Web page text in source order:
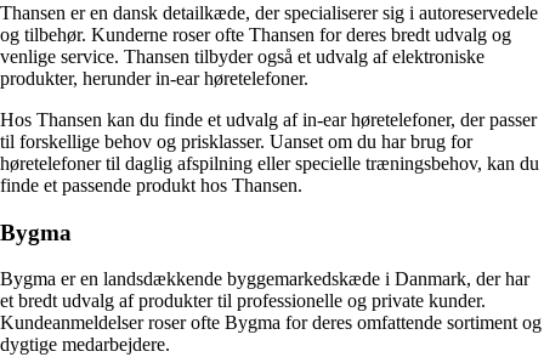
Thansen er en dansk detailkæde, der specialiserer sig i autoreservedele
og tilbehør. Kunderne roser ofte Thansen for deres bredt udvalg og
venlige service. Thansen tilbyder også et udvalg af elektroniske
produkter, herunder in-ear høretelefoner.
Hos Thansen kan du finde et udvalg af in-ear høretelefoner, der passer
til forskellige behov og prisklasser. Uanset om du har brug for
høretelefoner til daglig afspilning eller specielle træningsbehov, kan du
finde et passende produkt hos Thansen.
Bygma
Bygma er en landsdækkende byggemarkedskæde i Danmark, der har
et bredt udvalg af produkter til professionelle og private kunder.
Kundeanmeldelser roser ofte Bygma for deres omfattende sortiment og
dygtige medarbejdere.